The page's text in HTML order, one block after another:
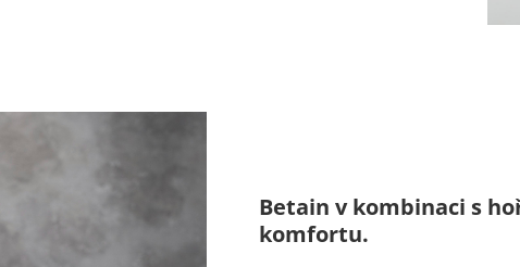
Betain v kombinaci s
komfortu.